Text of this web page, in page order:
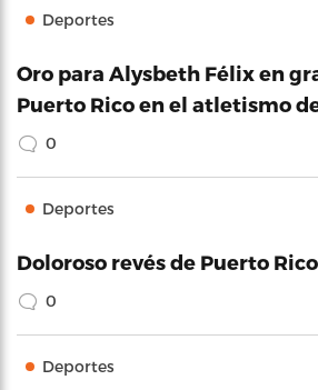
Deportes
Oro para Alysbeth Félix en
Puerto Rico en el atletismo
0
Deportes
Doloroso revés de Puerto
0
Deportes